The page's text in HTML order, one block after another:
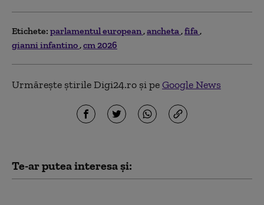
Etichete: parlamentul european ancheta fifa
gianni infantino cm 2026
Urmărește știrile Digi24.ro și peGoogle News
Te-ar putea interesa și: